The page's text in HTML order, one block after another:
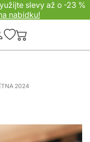
slevy až o -23 %
nabídku!
2024